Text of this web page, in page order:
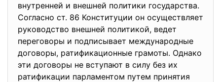
внутренней и внешней политики государства.
Согласно ст. 86 Конституции он осуществляет
руководство внешней политикой, ведет
переговоры и подписывает международные
договоры, ратификационные грамоты. Однако
эти договоры не вступают в силу без их
ратификации парламентом путем принятия